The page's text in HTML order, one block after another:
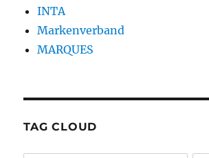
INTA
Markenverband
MARQUES
TAG CLOUD